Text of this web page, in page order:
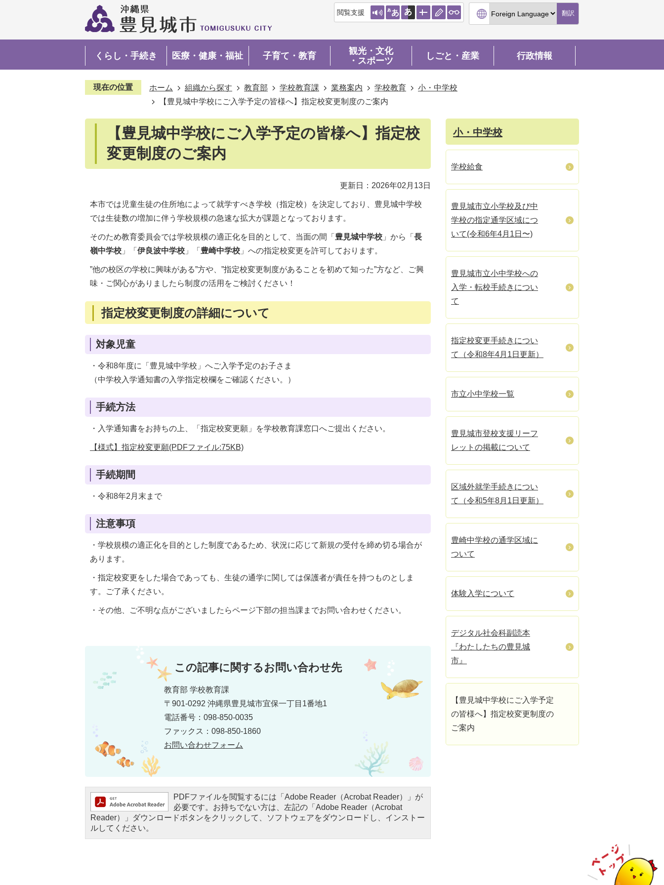
閲覧支援 翻訳
くらし・手続き 医療・健康・福祉 子育て・教育
観光・文化
・スポーツ
しごと・産業 行政情報
現在の位置 ホーム 組織から探す 教育部 学校教育課 業務案内 学校教育
小・中学校
【豊見城中学校にご入学予定の皆様へ】指定校変更制度のご案内
【豊見城中学校にご入学予定の皆様へ】指定校
変更制度のご案内
更新日：2026年02月13日
本市では児童生徒の住所地によって就学すべき学校（指定校）を決定しており、豊見城中学校
では生徒数の増加に伴う学校規模の急速な拡大が課題となっております。
そのため教育委員会では学校規模の適正化を目的として、当面の間「 豊見城中学校 」から「 長
嶺中学校 」「 伊良波中学校 」「 豊崎中学校 」への指定校変更を許可しております。
”他の校区の学校に興味がある”方や、”指定校変更制度があることを初めて知った”方など、ご興
味・ご関心がありましたら制度の活用をご検討ください！
指定校変更制度の詳細について
対象児童
・令和8年度に「豊見城中学校」へご入学予定のお子さま
（中学校入学通知書の入学指定校欄をご確認ください。）
手続方法
・入学通知書をお持ちの上、「指定校変更願」を学校教育課窓口へご提出ください。
【様式】指定校変更願(PDFファイル:75KB)
手続期間
・令和8年2月末まで
注意事項
・学校規模の適正化を目的とした制度であるため、状況に応じて新規の受付を締め切る場合が
あります。
・指定校変更をした場合であっても、生徒の通学に関しては保護者が責任を持つものとしま
す。ご了承ください。
・その他、ご不明な点がございましたらページ下部の担当課までお問い合わせください。
この記事に関するお問い合わせ先
教育部 学校教育課
〒901-0292 沖縄県豊見城市宜保一丁目1番地1
電話番号：098-850-0035
ファックス：098-850-1860
お問い合わせフォーム
PDFファイルを閲覧するには「Adobe Reader（Acrobat Reader）」が
必要です。お持ちでない方は、左記の「Adobe Reader（Acrobat
Reader）」ダウンロードボタンをクリックして、ソフトウェアをダウンロードし、インストー
ルしてください。
小・中学校
学校給食
豊見城市立小学校及び中
学校の指定通学区域につ
いて(令和6年4月1日〜)
豊見城市立小中学校への
入学・転校手続きについ
て
指定校変更手続きについ
て（令和8年4月1日更新）
市立小中学校一覧
豊見城市登校支援リーフ
レットの掲載について
区域外就学手続きについ
て（令和5年8月1日更新）
豊崎中学校の通学区域に
ついて
体験入学について
デジタル社会科副読本
『わたしたちの豊見城
市』
【豊見城中学校にご入学予定
の皆様へ】指定校変更制度の
ご案内